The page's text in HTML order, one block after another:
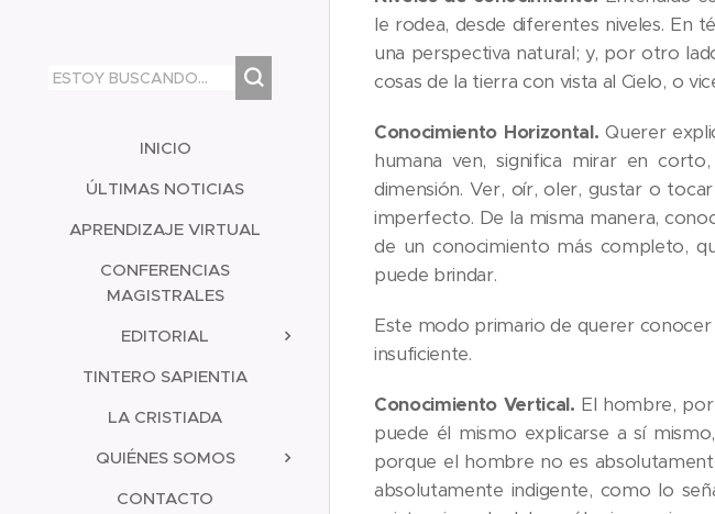
INICIO
ÚLTIMAS NOTICIAS
APRENDIZAJE VIRTUAL
CONFERENCIAS
MAGISTRALES
EDITORIAL
TINTERO SAPIENTIA
LA CRISTIADA
QUIÉNES SOMOS
CONTACTO
le rodea, desde diferentes niveles. En
una perspectiva natural; y, por otro
cosas de la tierra con vista al Cielo, o
Conocimiento Horizontal.Querer
humana ven, significa mirar en
dimensión. Ver, oír, oler, gustar o
imperfecto. De la misma manera,
de un conocimiento más completo,
puede brindar.
Este modo primario de querer
insuficiente.
Conocimiento Vertical. El hombre,
puede él mismo explicarse a sí
porque el hombre no es
absolutamente indigente, como lo